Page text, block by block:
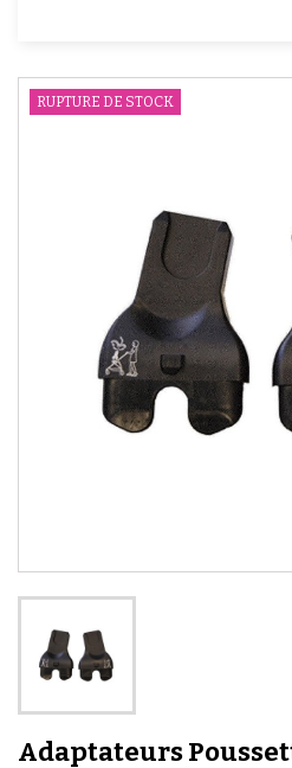
RUPTURE DE STOCK
Adaptateurs